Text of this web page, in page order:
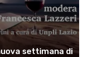
settimana di